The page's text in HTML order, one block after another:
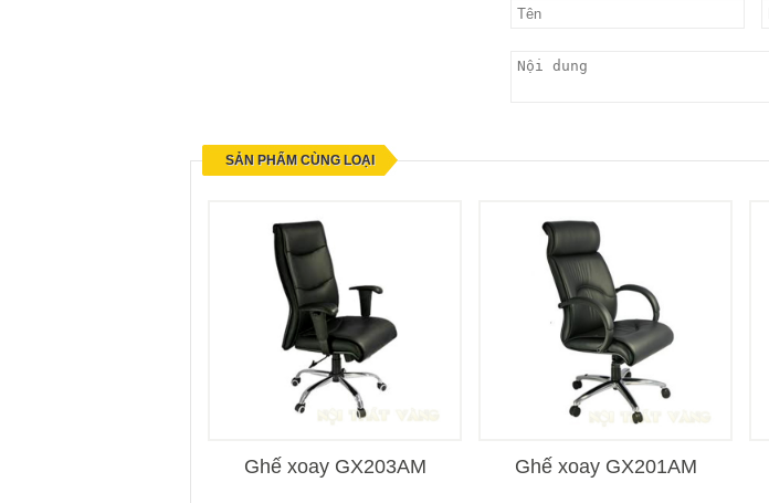
SẢN PHẨM CÙNG LOẠI
Ghế xoay GX203AM Ghế xoay GX201AM